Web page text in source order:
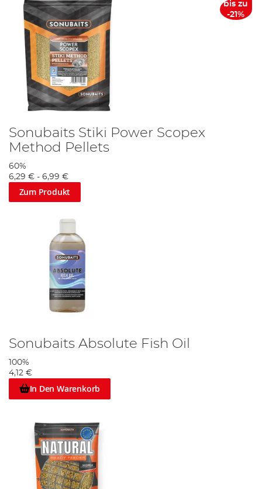
bis zu
-21%
Sonubaits Stiki Power Scopex
Method Pellets
60%
6,29 € - 6,99 €
Zum Produkt
Sonubaits Absolute Fish Oil
100%
4,12 €
In Den Warenkorb